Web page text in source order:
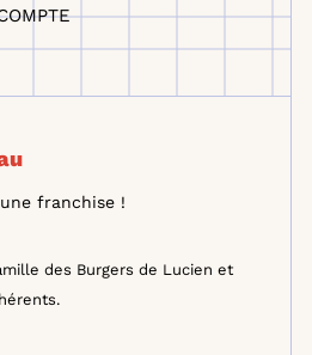
franchise !
des Burgers de Lucien et